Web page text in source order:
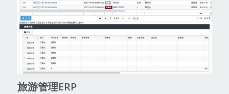
客户
旅游管理ERP